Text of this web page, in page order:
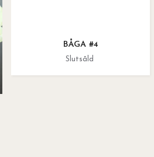
BÅGA #4
Slutsåld